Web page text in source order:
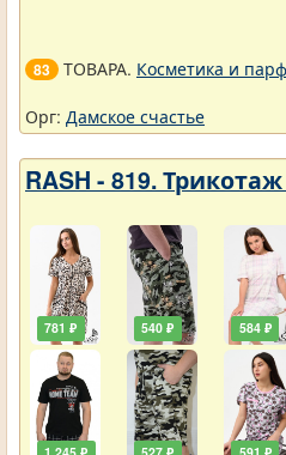
83 ТОВАРА. Косметика и
Орг: Дамское счастье
RASH - 819.
781 ₽ 540 ₽ 584 ₽